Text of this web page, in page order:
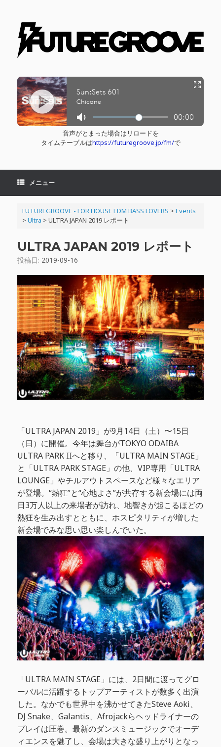
音声がとまった場合はリロードを
タイムテーブルはhttps://futuregroove.jp/fm/で
メニュー
FUTUREGROOVE - FOR HOUSE EDM BASS LOVERS > Events
> Ultra > ULTRA JAPAN 2019 レポート
ULTRA JAPAN 2019 レポート
投稿日: 2019-09-16
「ULTRA JAPAN 2019」が9月14日（土）〜15日
（日）に開催。今年は舞台がTOKYO ODAIBA
ULTRA PARK IIへと移り、「ULTRA MAIN STAGE」
と「ULTRA PARK STAGE」の他、VIP専用「ULTRA
LOUNGE」やチルアウトスペースなど様々なエリア
が登場。“熱狂”と“心地よさ”が共存する新会場には両
日3万人以上の来場者が訪れ、地響きが起こるほどの
熱狂を生み出すとともに、ホスピタリティが増した
新会場でみな思い思い楽しんでいた。
「ULTRA MAIN STAGE」には、2日間に渡ってグロ
ーバルに活躍するトップアーティストが数多く出演
した。なかでも世界中を沸かせてきたSteve Aoki、
DJ Snake、Galantis、Afrojackらヘッドライナーの
プレイは圧巻。最新のダンスミュージックでオーデ
ィエンスを魅了し、会場は大きな盛り上がりとなっ